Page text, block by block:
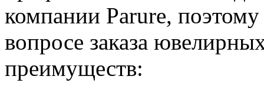
компании Parure,
вопросе заказа
преимуществ: